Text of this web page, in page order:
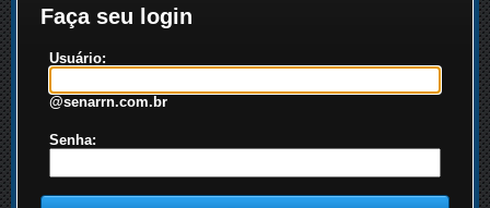
Faça seu login
Usuário:
@senarrn.com.br
Senha: